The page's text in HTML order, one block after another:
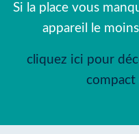
Si la place vous
appareil le
cliquez ici pour